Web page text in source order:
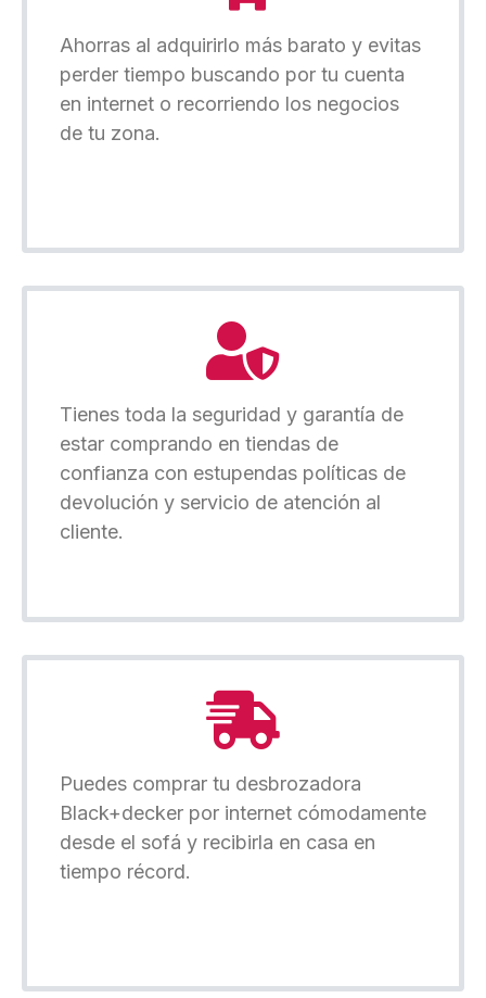
Ahorras al adquirirlo más barato y evitas
perder tiempo buscando por tu cuenta
en internet o recorriendo los negocios
de tu zona.
Tienes toda la seguridad y garantía de
estar comprando en tiendas de
confianza con estupendas políticas de
devolución y servicio de atención al
cliente.
Puedes comprar tu desbrozadora
Black+decker por internet cómodamente
desde el sofá y recibirla en casa en
tiempo récord.